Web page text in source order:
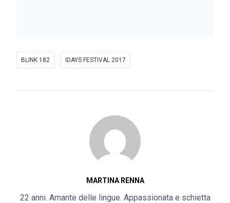
BLINK 182 IDAYS FESTIVAL 2017
MARTINA RENNA
22 anni. Amante delle lingue. Appassionata e schietta